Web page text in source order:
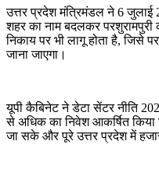
उत्तर प्रदेश मंत्रिमंडल ने 6 जुलाई
शहर का नाम बदलकर परशुरामपुरी
निकाय पर भी लागू होता है, जिसे
जाना जाएगा।
यूपी कैबिनेट ने डेटा सेंटर नीति
से अधिक का निवेश आकर्षित किया
जा सके और पूरे उत्तर प्रदेश में